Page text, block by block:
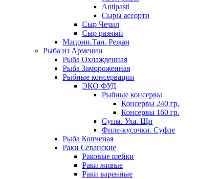
Antipasti
Сыры ассорти
Сыр Чечил
Сыр разный
Мацони.Тан. Режан
Рыба из Армении
Рыба Охлажденная
Рыба Замороженная
Рыбные консервации
ЭКО ФУД
Рыбные консервы
Консервы 240 гр.
Консервы 160 гр.
Супы. Уха. Щи
Филе-кусочки. Суфле
Рыба Копченая
Раки Севанские
Раковые шейки
Раки живые
Раки варенные